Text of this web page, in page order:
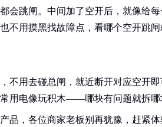
会跳闸。中间加了空开后，就像给
不用摸黑找故障点，看哪个空开跳闸
不用去碰总闸，就近断开对应空开
用电像玩积木——哪块有问题就拆哪
品，各位商家老板别再犹豫，赶紧体